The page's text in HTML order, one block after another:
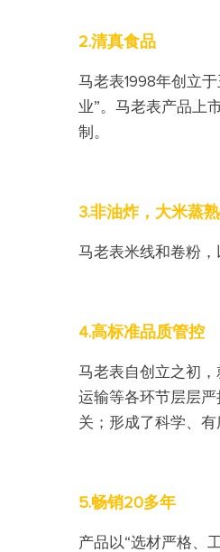
2.清真食品
马老表1998年创立
业”。马老表产品上
制。
3.非油炸，大米蒸
马老表米线和卷粉，
4.高标准品质管控
马老表自创立之初
运输等各环节层层
关；形成了科学、有
5.畅销20多年
产品以“选材严格、